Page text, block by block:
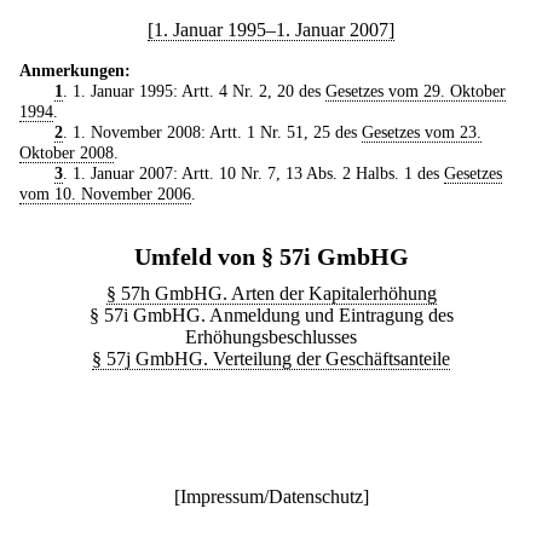
[1. Januar 1995–1. Januar 2007]
Anmerkungen:
1
. 1. Januar 1995: Artt. 4 Nr. 2, 20 des Gesetzes vom 29. Oktober
1994
2. 1. November 2008: Artt. 1 Nr. 51, 25 des Gesetzes vom 23.
Oktober 2008
3. 1. Januar 2007: Artt. 10 Nr. 7, 13 Abs. 2 Halbs. 1 des Gesetzes
vom 10. November 2006
Umfeld von § 57i GmbHG
§ 57h GmbHG. Arten der Kapitalerhöhung
§ 57i GmbHG. Anmeldung und Eintragung des
Erhöhungsbeschlusses
§ 57j GmbHG. Verteilung der Geschäftsanteile
[Impressum/Datenschutz]